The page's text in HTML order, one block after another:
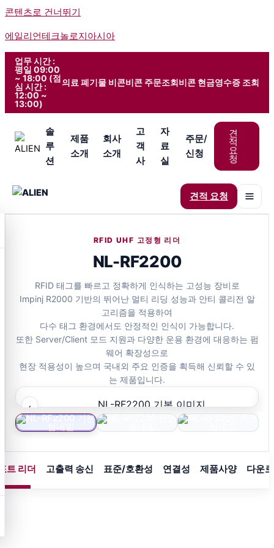
콘텐츠로 건너뛰기
에일리언테크놀로지아시아
업무 시간 :
평일 09:00
~ 18:00 (점
심 시간 :
12:00 ~
13:00)
의료 폐기물 비콘비콘 주문조회비콘 현금영수증 조회
솔
루
션
제품
소개
회사
소개
고
객
사
자
료
실
주문/
신청
견
적
요
청
견적 요청
RFID UHF 고정형 리더
NL-RF2200
RFID 태그를 빠르고 정확하게 인식하는 고성능 장비로
Impinj R2000 기반의 뛰어난 멀티 리딩 성능과 안티 콜리전 알
고리즘을 적용하여
다수 태그 환경에서도 안정적인 인식이 가능합니다.
또한 Server/Client 모드 지원과 다양한 운용 환경에 대응하는 펌
웨어 확장성으로
현장 적용성이 높으며 국내외 주요 인증을 획득해 신뢰할 수 있
는 제품입니다.
‹
트 리더 고출력 송신 표준/호환성 연결성 제품사양 다운